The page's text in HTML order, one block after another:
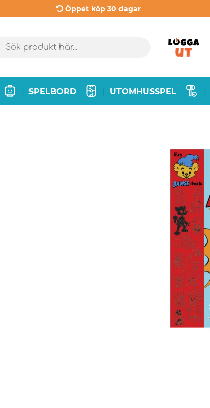
Öppet köp 30 dagar
SPELBORD UTOMHUSSPEL